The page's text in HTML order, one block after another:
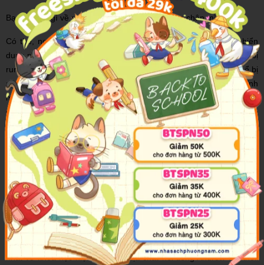
Bạn đã biết gì về những thứ nằm phía dưới bàn chân mình?
Có thể, nơi bạn đang đứng đã từng bị “nấu chín” dưới một biển
dung nham cuộn trào, bị đè bẹp bởi một tảng băng cao chót vót, bị
rung chuyển bởi một vụ va chạm thiên thạch gần đó, hoặc có thể bị
ngạt thở bởi khí độc, bị nhấn chìm dưới đại dương, nằm trên đỉnh
một dãy núi, hay bị mang đi lang thang khắp nơi bởi những con
quái vật đáng sợ. Và sự thật có lẽ là hầu hết hoặc thậm chí tất cả
những điều trên.
Câu chuyện về hành tinh của chúng ta và các sinh vật mà nó duy
trì ngoạn mục hơn nhiều so với bất kỳ bộ phim bom tấn nào của
Hollywood, với đủ các tình tiết lắt léo có thể cạnh tranh với một
cuốn tiểu thuyết trinh thám giật gân bán chạy nhất. Nhưng mãi cho
tới gần đây, chúng ta mới bắt đầu ghép những mảnh ghép bí ẩn lại
với nhau để tạo thành một câu chuyện mạch lạc.
Dựa trên hàng thập kỷ nghiên cứu thực địa và những hiểu biết mới
nhất về khoa học hiện đại, nhà địa chất nổi tiếng Andrew H. Knoll